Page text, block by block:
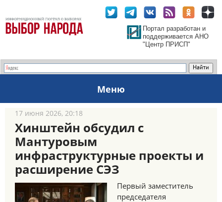
Портал разработан и
поддерживается АНО
"Центр ПРИСП"
Меню
17 июня 2026, 20:18
Хинштейн обсудил с
Мантуровым
инфраструктурные проекты и
расширение СЭЗ
Первый заместитель
председателя